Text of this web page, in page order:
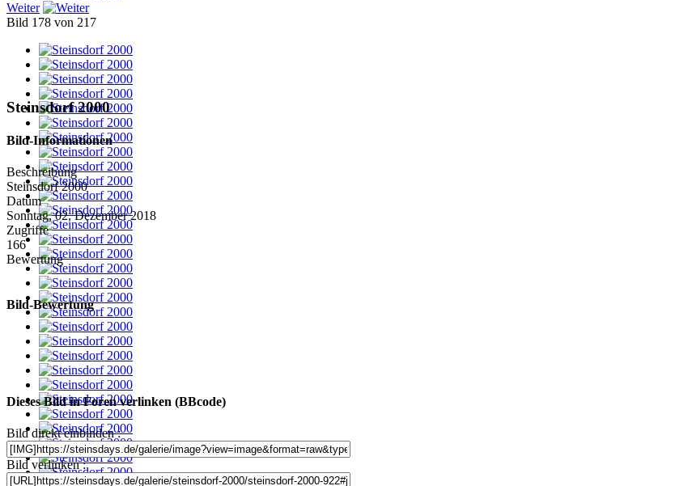
Weiter
Bild 178 von 217
Steinsdorf 2000
Bild-Informationen
Beschreibung
Steinsdorf 2000
Datum
Sonntag, 02. Dezember 2018
Zugriffe
166
Bewertung
Bild-Bewertung
Dieses Bild in Foren verlinken (BBcode)
Bild direkt einbinden :
Bild verlinken :